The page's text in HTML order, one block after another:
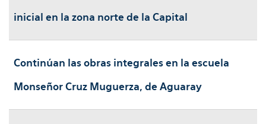
inicial en la zona norte de la Capital
Continúan las obras integrales en la escuela
Monseñor Cruz Muguerza, de Aguaray